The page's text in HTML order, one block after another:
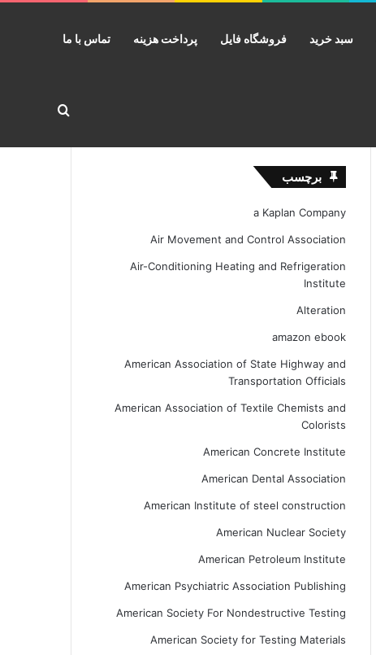
سبد خرید فروشگاه فایل پرداخت هزینه تماس با ما
جستجو
برچسب
a Kaplan Company
Air Movement and Control Association
Air-Conditioning Heating and Refrigeration
Institute
Alteration
amazon ebook
American Association of State Highway and
Transportation Officials
American Association of Textile Chemists and
Colorists
American Concrete Institute
American Dental Association
American Institute of steel construction
American Nuclear Society
American Petroleum Institute
American Psychiatric Association Publishing
American Society For Nondestructive Testing
American Society for Testing Materials